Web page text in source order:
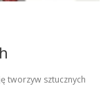
tworzyw sztucznych